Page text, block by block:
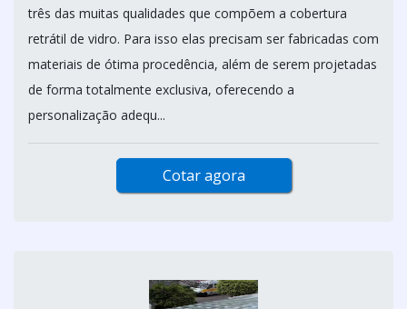
três das muitas qualidades que compõem a cobertura
retrátil de vidro. Para isso elas precisam ser fabricadas com
materiais de ótima procedência, além de serem projetadas
de forma totalmente exclusiva, oferecendo a
personalização adequ...
Cotar agora